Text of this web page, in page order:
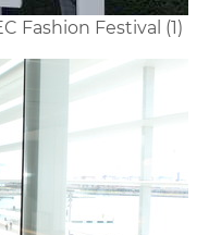
Fashion Festival (1)